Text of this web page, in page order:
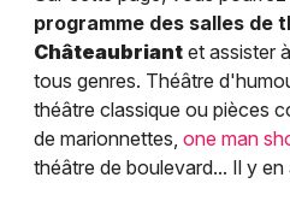
programme des salles de
Châteaubriant et assister
tous genres. Théâtre
théâtre classique ou pièces
de marionnettes, one man
théâtre de boulevard... Il y